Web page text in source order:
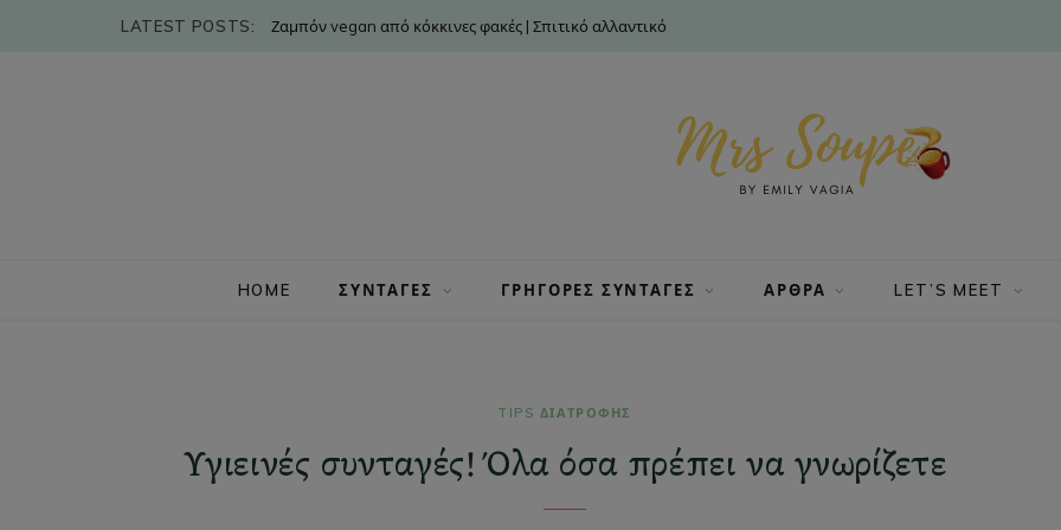
LATEST POSTS: Ζαμπόν vegan από κόκκινες φακές | Σπιτικό αλλαντικό
HOME ΣΥΝΤΑΓΕΣ ΓΡΗΓΟΡΕΣ ΣΥΝΤΑΓΕΣ ΑΡΘΡΑ LET’S MEET
TIPS ΔΙΑΤΡΟΦΗΣ
Υγιεινές συνταγές! Όλα όσα πρέπει να γνωρίζετε